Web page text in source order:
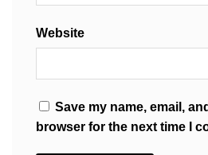
Website
Save my name, email,
browser for the next time I